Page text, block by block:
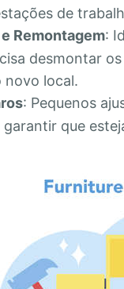
de
Remontagem:
desmontar
novo local.
: Pequenos
que